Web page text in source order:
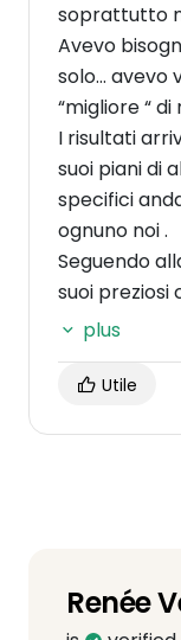
soprattutto
Avevo
solo… avevo
“migliore “
I risultati
suoi piani di
specifici andando a
ognuno noi .
Seguendo
suoi preziosi
riflessa nello
la mia
plus
Utile
Renée